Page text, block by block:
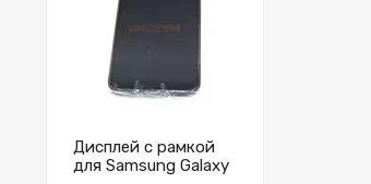
Дисплей с рамкой
для Samsung Galaxy